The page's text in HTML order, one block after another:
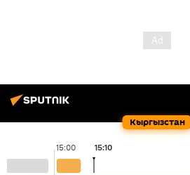
Кыргызстан
15:00 15:10